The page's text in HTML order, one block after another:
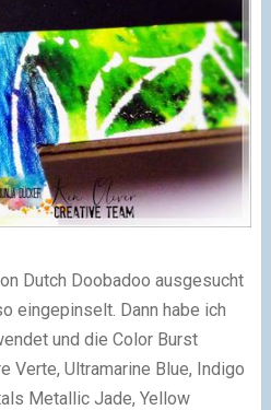
Dutch Doobadoo ausgesucht
eingepinselt. Dann habe ich
und die Color Burst
Verte, Ultramarine Blue, Indigo
Metallic Jade, Yellow